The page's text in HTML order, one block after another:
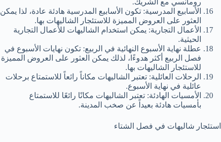
رومانسي مع الشريك.
الأسابيع المدرسية: تكون الأسابيع المدرسية هادئة عادة، لذا يمكن
العثور على العروض المميزة للاستئجار الشاليهات بها.
الأعمال التجارية: يمكن استخدام الشاليهات للأعمال التجارية
الحيثية.
عطلة نهاية الأسبوع النهائية في الربيع: تكون نهايات الأسبوع في
فصل الربيع أكثر هدوءًا، لذلك يمكن العثور على العروض المميزة
للاستئجار الشاليهات بها.
الرحلات العائلية: تعتبر الشاليهات مكاناً رائعاً للاستمتاع برحلات
عائلية في نهاية الأسبوع.
الأمسيات الهادئة: تعتبر الشاليهات مكانًا رائعًا للاستمتاع
بأمسيات هادئة بعيداً عن صخب المدينة.
استئجار شاليهات في فصل الشتاء